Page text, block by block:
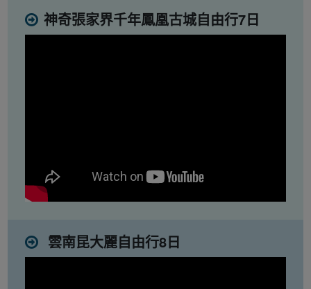
神奇張家界千年鳳凰古城自由行7日
雲南昆大麗自由行8日